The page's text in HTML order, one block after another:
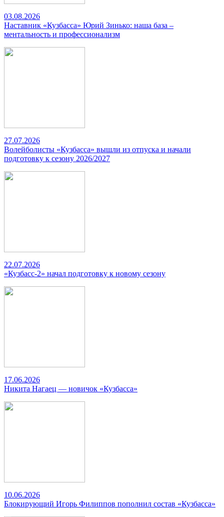
03.08.2026
Наставник «Кузбасса» Юрий Зинько: наша база –
ментальность и профессионализм
27.07.2026
Волейболисты «Кузбасса» вышли из отпуска и начали
подготовку к сезону 2026/2027
22.07.2026
«Кузбасс-2» начал подготовку к новому сезону
17.06.2026
Никита Нагаец — новичок «Кузбасса»
10.06.2026
Блокирующий Игорь Филиппов пополнил состав «Кузбасса»